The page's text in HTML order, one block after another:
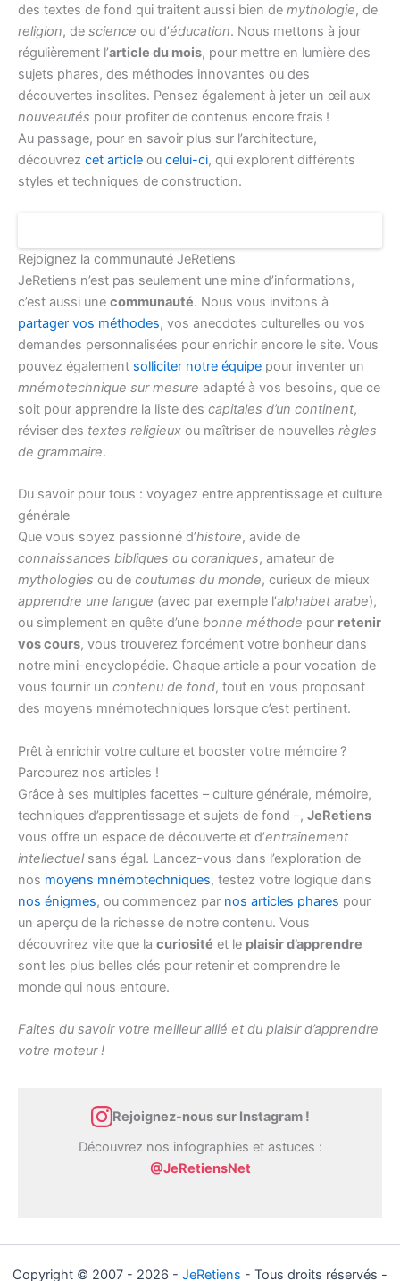
des textes de fond qui traitent aussi bien de mythologie, de
religion, de science ou d’éducation. Nous mettons à jour
régulièrement l’article du mois, pour mettre en lumière des
sujets phares, des méthodes innovantes ou des
découvertes insolites. Pensez également à jeter un œil aux
nouveautés pour profiter de contenus encore frais !
Au passage, pour en savoir plus sur l’architecture,
découvrez cet article ou celui-ci, qui explorent différents
styles et techniques de construction.
Rejoignez la communauté JeRetiens
JeRetiens n’est pas seulement une mine d’informations,
c’est aussi une communauté. Nous vous invitons à
partager vos méthodes, vos anecdotes culturelles ou vos
demandes personnalisées pour enrichir encore le site. Vous
pouvez également solliciter notre équipe pour inventer un
mnémotechnique sur mesure adapté à vos besoins, que ce
soit pour apprendre la liste des capitales d’un continent,
réviser des textes religieux ou maîtriser de nouvelles règles
de grammaire.
Du savoir pour tous : voyagez entre apprentissage et culture
générale
Que vous soyez passionné d’histoire, avide de
connaissances bibliques ou coraniques, amateur de
mythologies ou de coutumes du monde, curieux de mieux
apprendre une langue (avec par exemple l’alphabet arabe),
ou simplement en quête d’une bonne méthode pour retenir
vos cours, vous trouverez forcément votre bonheur dans
notre mini-encyclopédie. Chaque article a pour vocation de
vous fournir un contenu de fond, tout en vous proposant
des moyens mnémotechniques lorsque c’est pertinent.
Prêt à enrichir votre culture et booster votre mémoire ?
Parcourez nos articles !
Grâce à ses multiples facettes – culture générale, mémoire,
techniques d’apprentissage et sujets de fond –, JeRetiens
vous offre un espace de découverte et d’entraînement
intellectuelsans égal. Lancez-vous dans l’exploration de
nos moyens mnémotechniques, testez votre logique dans
nos énigmes, ou commencez par nos articles phares pour
un aperçu de la richesse de notre contenu. Vous
découvrirez vite que la curiosité et le plaisir d’apprendre
sont les plus belles clés pour retenir et comprendre le
monde qui nous entoure.
Faites du savoir votre meilleur allié et du plaisir d’apprendre
votre moteur !
Rejoignez-nous sur Instagram !
Découvrez nos infographies et astuces :
@JeRetiensNet
Copyright © 2007 - 2026 - JeRetiens - Tous droits réservés -